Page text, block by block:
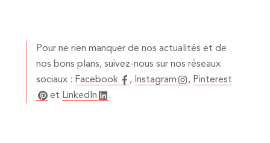
Pour ne rien manquer de nos actualités et de
nos bons plans, suivez-nous sur nos réseaux
sociaux : Facebook , Instagram , Pinterest
et LinkedIn .